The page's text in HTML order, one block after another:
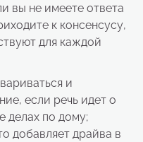
вы не имеете ответа
к консенсусу,
для каждой
и
если речь идет о
делах по дому;
добавляет драйва в